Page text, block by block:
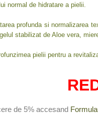
normal de hidratare a pielii.
profunda si normalizarea
stabilizat de Aloe vera,
pielii pentru a
de 5% accesand